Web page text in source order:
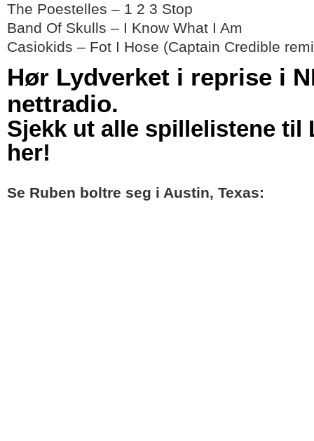
The Poestelles – 1 2 3 Stop
Band Of Skulls – I Know What I Am
Casiokids – Fot I Hose (Captain Credible
Hør Lydverket i reprise i
nettradio.
Sjekk ut alle spillelistene til
her!
Se Ruben boltre seg i Austin, Texas: